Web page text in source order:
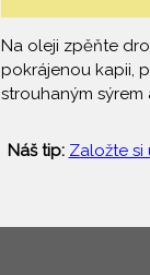
Na oleji zpěňte
pokrájenou kapii,
strouhaným
Náš tip: Založte si